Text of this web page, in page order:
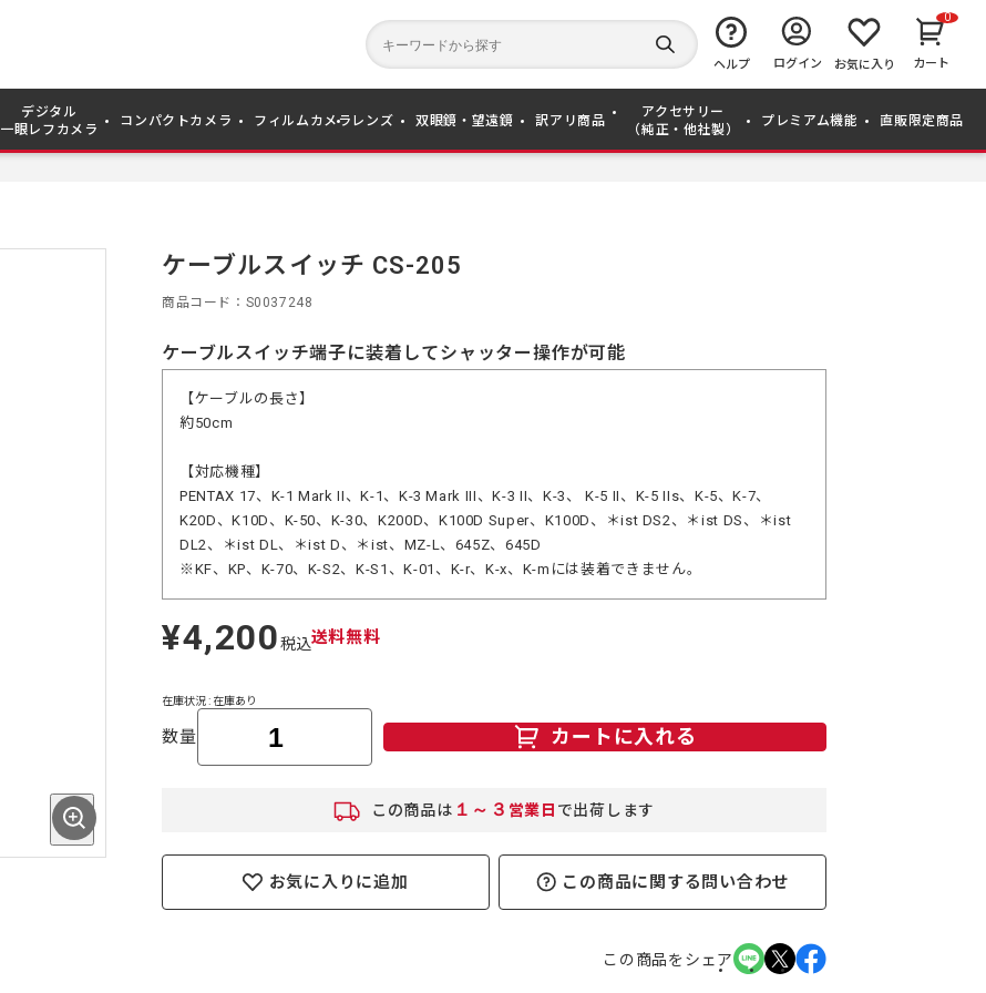
か
ら
検
索
す
る
ヘルプ ログイン お気に入り
0
カート
デジタル
一眼レフカメラ
コンパクトカメラ フィルムカメラ レンズ 双眼鏡・望遠鏡 訳アリ商品
アクセサリー
（純正・他社製）
プレミアム機能 直販限定商品
ケーブルスイッチ CS-205
商品コード S0037248
ケーブルスイッチ端子に装着してシャッター操作が可能
【ケーブルの長さ】
約50cm
【対応機種】
PENTAX 17、K-1 Mark II、K-1、K-3 Mark III、K-3 II、K-3、 K-5 II、K-5 IIs、K-5、K-7、
K20D、K10D、K-50、K-30、K200D、K100D Super、K100D、＊ist DS2、＊ist DS、＊ist
DL2、＊ist DL、＊ist D、＊ist、MZ-L、645Z、645D
※KF、KP、K-70、K-S2、K-S1、K-01、K-r、K-x、K-mには装着できません。
定
価
¥4,200税込送料無料
在庫状況 : 在庫あり
数量 カートに入れる
この商品は １～３ 営業日 で出荷します
お気に入りに追加 この商品に関する問い合わせ
この商品をシェア